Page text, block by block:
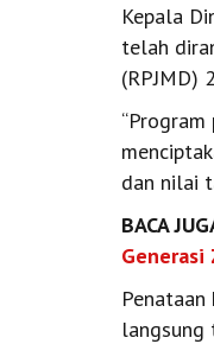
Kepala
telah
(RPJMD)
dan nilai
BACA
Generasi
langsung